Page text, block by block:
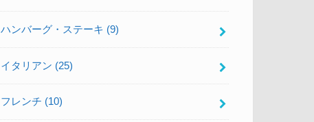
ハンバーグ・ステーキ (9)
イタリアン (25)
フレンチ (10)